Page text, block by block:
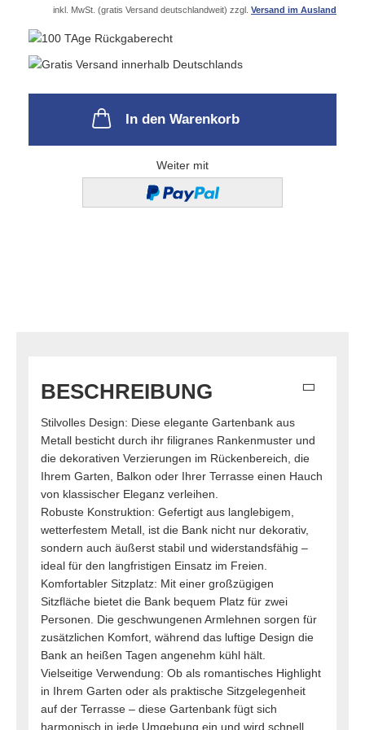
inkl. MwSt. (gratis Versand deutschlandweit) zzgl. Versand im Ausland
In den Warenkorb
Weiter mit
BESCHREIBUNG
Stilvolles Design: Diese elegante Gartenbank aus
Metall besticht durch ihr filigranes Rankenmuster und
die dekorativen Verzierungen im Rückenbereich, die
Ihrem Garten, Balkon oder Ihrer Terrasse einen Hauch
von klassischer Eleganz verleihen.
Robuste Konstruktion: Gefertigt aus langlebigem,
wetterfestem Metall, ist die Bank nicht nur dekorativ,
sondern auch äußerst stabil und widerstandsfähig –
ideal für den langfristigen Einsatz im Freien.
Komfortabler Sitzplatz: Mit einer großzügigen
Sitzfläche bietet die Bank bequem Platz für zwei
Personen. Die geschwungenen Armlehnen sorgen für
zusätzlichen Komfort, während das luftige Design die
Bank an heißen Tagen angenehm kühl hält.
Vielseitige Verwendung: Ob als romantisches Highlight
in Ihrem Garten oder als praktische Sitzgelegenheit
auf der Terrasse – diese Gartenbank fügt sich
harmonisch in jede Umgebung ein und wird schnell